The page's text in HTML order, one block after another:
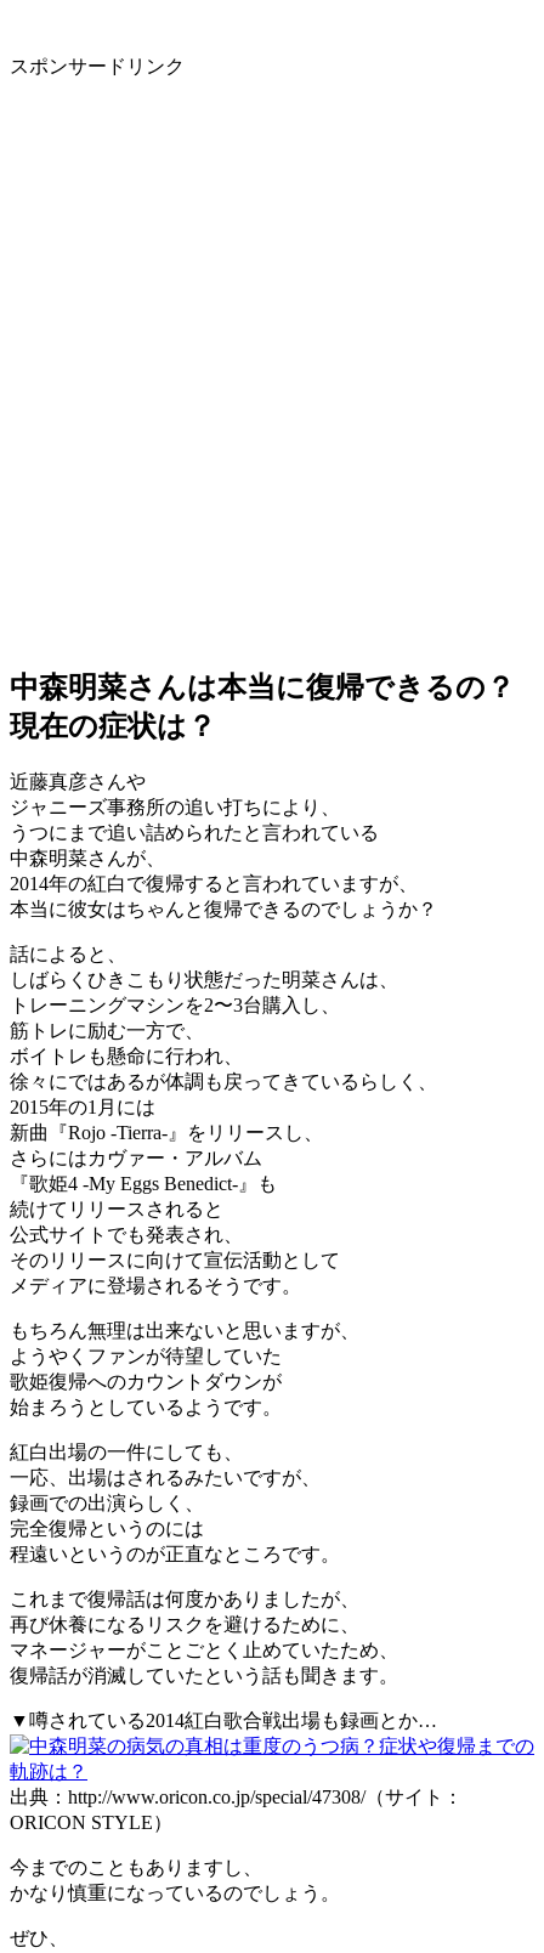
スポンサードリンク
中森明菜さんは本当に復帰できるの？
現在の症状は？
近藤真彦さんや
ジャニーズ事務所の追い打ちにより、
うつにまで追い詰められたと言われている
中森明菜さんが、
2014年の紅白で復帰すると言われていますが、
本当に彼女はちゃんと復帰できるのでしょうか？
話によると、
しばらくひきこもり状態だった明菜さんは、
トレーニングマシンを2〜3台購入し、
筋トレに励む一方で、
ボイトレも懸命に行われ、
徐々にではあるが体調も戻ってきているらしく、
2015年の1月には
新曲『Rojo -Tierra-』をリリースし、
さらにはカヴァー・アルバム
『歌姫4 -My Eggs Benedict-』も
続けてリリースされると
公式サイトでも発表され、
そのリリースに向けて宣伝活動として
メディアに登場されるそうです。
もちろん無理は出来ないと思いますが、
ようやくファンが待望していた
歌姫復帰へのカウントダウンが
始まろうとしているようです。
紅白出場の一件にしても、
一応、出場はされるみたいですが、
録画での出演らしく、
完全復帰というのには
程遠いというのが正直なところです。
これまで復帰話は何度かありましたが、
再び休養になるリスクを避けるために、
マネージャーがことごとく止めていたため、
復帰話が消滅していたという話も聞きます。
▼噂されている2014紅白歌合戦出場も録画とか…
出典：http://www.oricon.co.jp/special/47308/（サイト：
ORICON STYLE）
今までのこともありますし、
かなり慎重になっているのでしょう。
ぜひ、